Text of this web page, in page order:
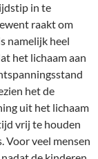
in te
raakt om
namelijk heel
het lichaam aan
het de
uit het lichaam
vrij te houden
Voor veel mensen